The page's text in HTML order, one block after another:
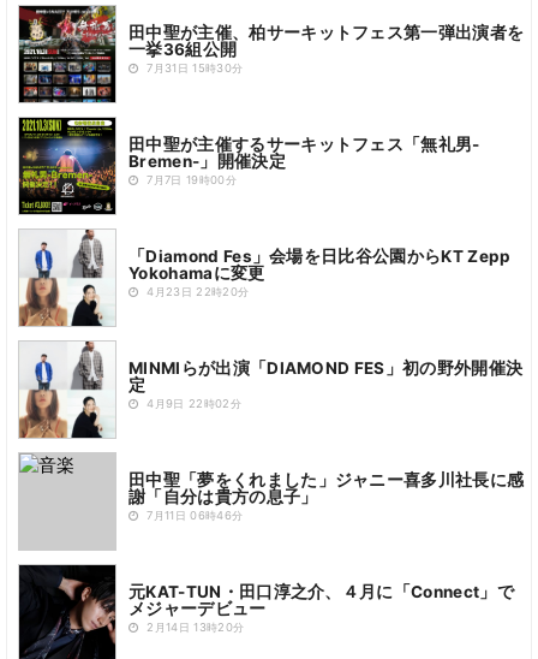
田中聖が主催、柏サーキットフェス第一弾出演者を
一挙36組公開
7月31日 15時30分
田中聖が主催するサーキットフェス「無礼男-
Bremen-」開催決定
7月7日 19時00分
「Diamond Fes」会場を日比谷公園からKT Zepp
Yokohamaに変更
4月23日 22時20分
MINMIらが出演「DIAMOND FES」初の野外開催決
定
4月9日 22時02分
田中聖「夢をくれました」ジャニー喜多川社長に感
謝「自分は貴方の息子」
7月11日 06時46分
元KAT-TUN・田口淳之介、４月に「Connect」で
メジャーデビュー
2月14日 13時20分